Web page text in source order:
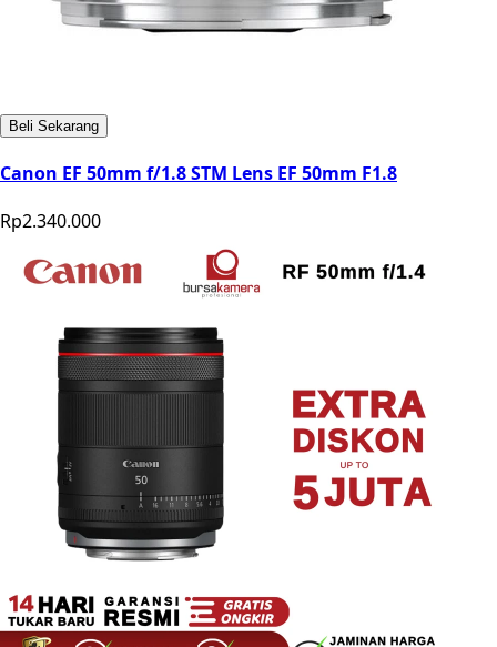
Beli Sekarang
Canon EF 50mm f/1.8 STM Lens EF 50mm F1.8
Rp2.340.000